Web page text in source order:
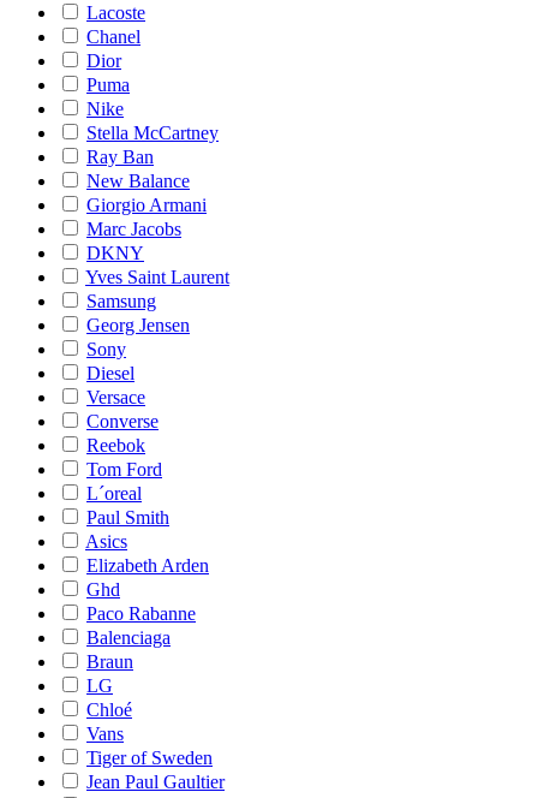
Lacoste
Chanel
Dior
Puma
Nike
Stella McCartney
Ray Ban
New Balance
Giorgio Armani
Marc Jacobs
DKNY
Yves Saint Laurent
Samsung
Georg Jensen
Sony
Diesel
Versace
Converse
Reebok
Tom Ford
L´oreal
Paul Smith
Asics
Elizabeth Arden
Ghd
Paco Rabanne
Balenciaga
Braun
LG
Chloé
Vans
Tiger of Sweden
Jean Paul Gaultier